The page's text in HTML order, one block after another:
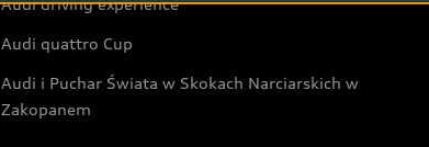
Audi driving experience
Audi quattro Cup
Audi i Puchar Świata w Skokach Narciarskich w
Zakopanem